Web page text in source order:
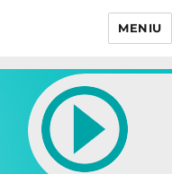
MENIU